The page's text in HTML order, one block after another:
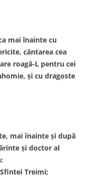
mai înainte cu
cântarea cea
roagă-L pentru cei
şi cu dragoste
mai înainte şi după
şi doctor al
Treimi;